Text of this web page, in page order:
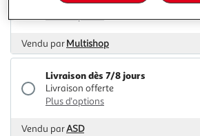
4,99€
Plus d'options
Vendu parMultishop
Livraison dès 7/8 jours
Livraison offerte
Plus d'options
Vendu parASD